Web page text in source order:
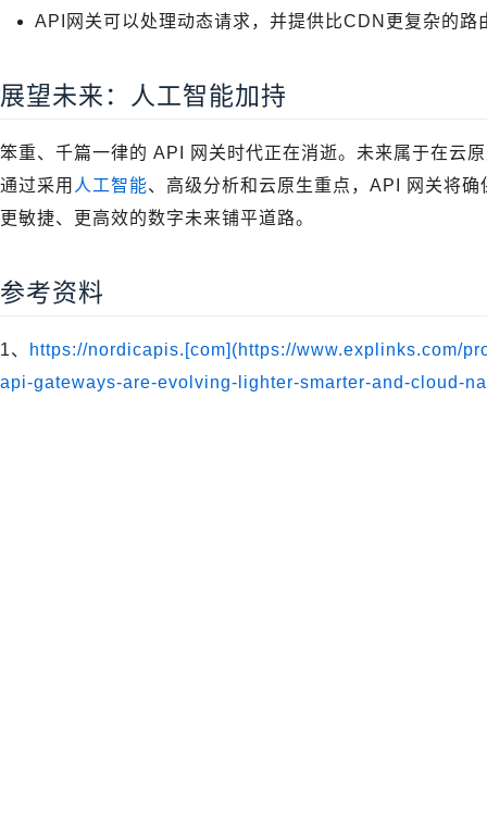
API网关可以处理动态请求，并提供比CDN更复杂的路
展望未来：人工智能加持
笨重、千篇一律的 API 网关时代正在消逝。未来属于在云
通过采用 人工智能、高级分析和云原生重点，API 网关将
更敏捷、更高效的数字未来铺平道路。
参考资料
1、
https://nordicapis.[com](https://www.explinks.com/
api-gateways-are-evolving-lighter-smarter-and-cloud-